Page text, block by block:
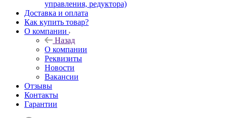
управления, редуктора)
Доставка и оплата
Как купить товар?
О компании
Назад
О компании
Реквизиты
Новости
Вакансии
Отзывы
Контакты
Гарантии